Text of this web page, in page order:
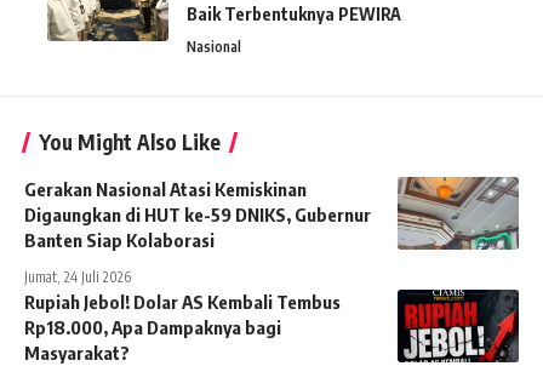
Baik Terbentuknya PEWIRA
Nasional
You Might Also Like
Gerakan Nasional Atasi Kemiskinan
Digaungkan di HUT ke-59 DNIKS, Gubernur
Banten Siap Kolaborasi
Jumat, 24 Juli 2026
Rupiah Jebol! Dolar AS Kembali Tembus
Rp18.000, Apa Dampaknya bagi
Masyarakat?